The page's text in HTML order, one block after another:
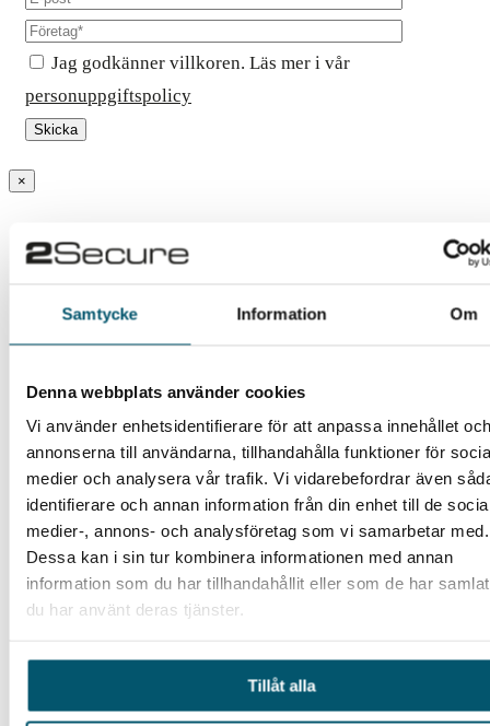
Samtycke Information Om
Denna webbplats använder cookies
Vi använder enhetsidentifierare för att anpassa innehållet och
annonserna till användarna, tillhandahålla funktioner för
medier och analysera vår trafik. Vi vidarebefordrar även
identifierare och annan information från din enhet till de
medier-, annons- och analysföretag som vi samarbetar med.
Dessa kan i sin tur kombinera informationen med annan
information som du har tillhandahållit eller som de har
du har använt deras tjänster.
Tillåt alla
Jag godkänner villkoren. Läs mer i vår
personuppgiftspolicy
×
Oaktsamma insiders – som
kostar bolagen miljonbelopp
vår rapport
Jag godkänner villkoren. Läs mer i vår